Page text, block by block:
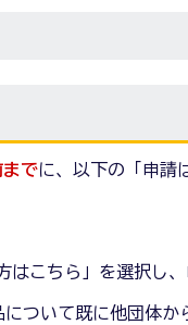
までに、以下の「申請
はこちら」を選択し
ついて既に他団体